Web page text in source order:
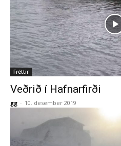
Fréttir
Veðrið í Hafnarfirði
gg - 10. desember 2019